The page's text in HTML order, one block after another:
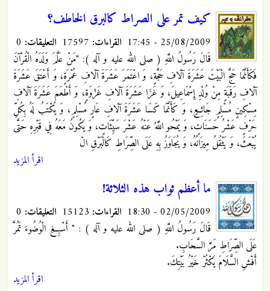
كيف تمر على الصراط كالبرق الخاطف؟
25/08/2009 - 17:45 القراءات: التعليقات:
قَالَ رَسُولُ اللَّهِ ( صلى الله عليه و آله ): "مَنْ عَلَّمَ وَلَدَهُ الْقُرْآنَ
فَكَأَنَّمَا حَجَّ الْبَيْتَ عَشَرَةَ آلَافِ حَجَّةٍ، وَ اعْتَمَرَ عَشَرَةَ آلَافِ عُمْرَةٍ، وَ أَعْتَقَ عَشَرَةَ
آلَافِ رَقَبَةٍ مِنْ وُلْدِ إِسْمَاعِيلَ، وَ غَزَا عَشَرَةَ آلَافِ غَزْوَةٍ، وَ أَطْعَمَ عَشَرَةَ آلَافِ
مِسْكِينٍ مُسْلِمٍ جَائِعٍ، وَ كَأَنَّمَا كَسَا عَشَرَةَ آلَافِ عَارٍ مُسْلِمٍ، وَ يُكْتَبُ لَهُ بِكُلِّ
حَرْفٍ عَشْرُ حَسَنَاتٍ، وَ يَمْحُو اللَّهُ عَنْهُ عَشْرَ سَيِّئَاتٍ، وَ يَكُونُ مَعَهُ فِي قَبْرِهِ حَتَّى
يُبْعَثَ، وَ يَثْقُلُ مِيزَانُهُ، وَ يُجَاوَزُ بِهِ عَلَى الصِّرَاطِ كَالْبَرْقِ الْ
اقرأ المزيد
ما أعظم ثواب هذه الثلاثة!
02/05/2009 - 18:30 القراءات: التعليقات:
قَالَ رَسُولُ اللَّهِ ( صلى الله عليه و آله ) : " أَسْبِغِ الْوُضُوءَ تَمُرَّ
عَلَى الصِّرَاطِ مَرَّ السَّحَابِ.
أَفْشِ السَّلَامَ يَكْثُرْ خَيْرُ بَيْتِكَ.
اقرأ المزيد